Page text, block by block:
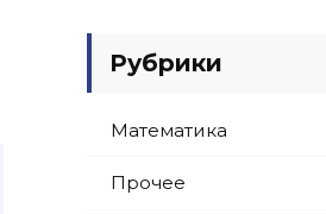
Рубрики
Математика
Прочее